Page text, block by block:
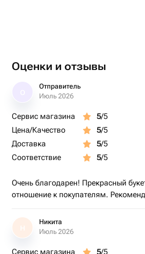
Оценки и отзывы
Отправитель
Июль 2026
Сервис магазина 5/5
Цена/Качество
5/5
Доставка
5/5
Соответствие
5/5
Очень благодарен! Прекрасный
отношение к покупателям.
Н
Никита
Июль 2026
Сервис магазина 5/5